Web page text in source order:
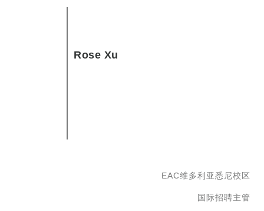
Rose Xu
EAC维多利亚悉尼校区
国际招聘主管